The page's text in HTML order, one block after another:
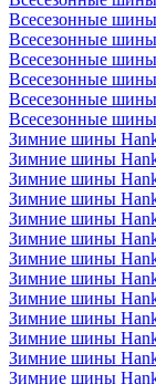
Всесезонные
Всесезонные
Всесезонные
Всесезонные
Всесезонные
Всесезонные
Зимние шины
Зимние шины
Зимние шины
Зимние шины
Зимние шины
Зимние шины
Зимние шины
Зимние шины
Зимние шины
Зимние шины
Зимние шины
Зимние шины
Зимние шины